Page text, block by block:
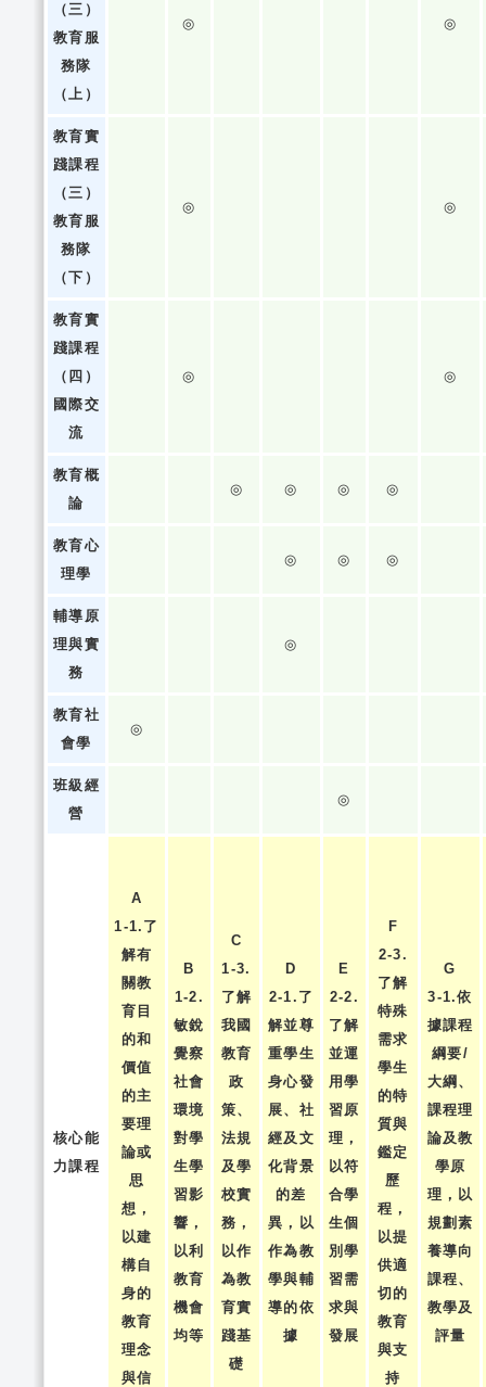
（三）
教育服
務隊
（上）
◎ ◎
教育實
踐課程
（三）
教育服
務隊
（下）
◎ ◎
教育實
踐課程
（四）
國際交
流
◎ ◎
教育概
論
◎ ◎ ◎ ◎
教育心
理學
◎ ◎ ◎
輔導原
理與實
務
◎
教育社
會學
◎
班級經
營
◎
核心能
力課程
A
1-1.了
解有
關教
育目
的和
價值
的主
要理
論或
思
想，
以建
構自
身的
教育
理念
與信
B
1-2.
敏銳
覺察
社會
環境
對學
生學
習影
響，
以利
教育
機會
均等
C
1-3.
了解
我國
教育
政
策、
法規
及學
校實
務，
以作
為教
育實
踐基
礎
D
2-1.了
解並尊
重學生
身心發
展、社
經及文
化背景
的差
異，以
作為教
學與輔
導的依
據
E
2-2.
了解
並運
用學
習原
理，
以符
合學
生個
別學
習需
求與
發展
F
2-3.
了解
特殊
需求
學生
的特
質與
鑑定
歷
程，
以提
供適
切的
教育
與支
持
G
3-1.依
據課程
綱要/
大綱、
課程理
論及教
學原
理，以
規劃素
養導向
課程、
教學及
評量